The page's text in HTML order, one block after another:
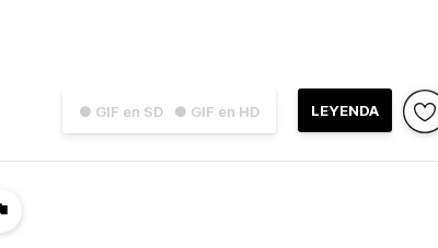
● GIF en SD ● GIF en HD LEYENDA